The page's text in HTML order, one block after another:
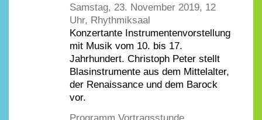
Samstag, 23. November 2019, 12
Uhr, Rhythmiksaal
Konzertante Instrumentenvorstellung
mit Musik vom 10. bis 17.
Jahrhundert. Christoph Peter stellt
Blasinstrumente aus dem Mittelalter,
der Renaissance und dem Barock
vor.